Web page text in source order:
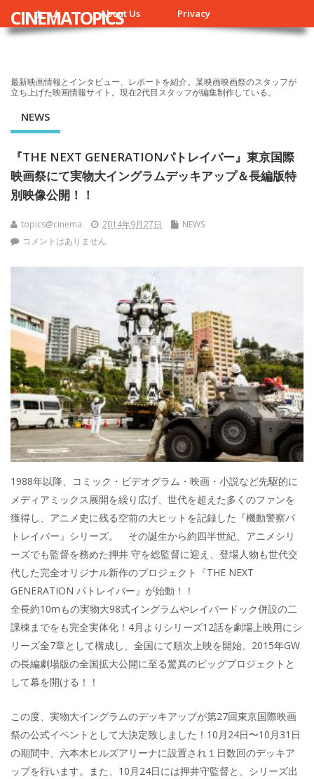
ホーム About Us Privacy
CINEMATOPICS
最新映画情報とインタビュー、レポートを紹介。某映画映画祭のスタッフが
立ち上げた映画情報サイト。現在2代目スタッフが編集制作している。
NEWS
『THE NEXT GENERATIONパトレイバー』東京国際
映画祭にて実物大イングラムデッキアップ＆長編版特
別映像公開！！
topics@cinema 2014年9月27日
NEWS
コメントはありません
1988年以降、コミック・ビデオグラム・映画・小説など先駆的に
メディアミックス展開を繰り広げ、世代を超えた多くのファンを
獲得し、アニメ史に残る空前の大ヒットを記録した『機動警察パ
トレイバー』シリーズ。 その誕生から約四半世紀、アニメシリ
ーズでも監督を務めた押井 守を総監督に迎え、登場人物も世代交
代した完全オリジナル新作のプロジェクト『THE NEXT
GENERATION パトレイバー』が始動！！
全長約10mもの実物大98式イングラムやレイバードック併設の二
課棟までをも完全実体化！4月よりシリーズ12話を劇場上映用にシ
リーズ全7章として構成し、全国にて順次上映を開始。2015年GW
の長編劇場版の全国拡大公開に至る驚異のビッグプロジェクトと
して幕を開ける！！
この度、実物大イングラムのデッキアップが第27回東京国際映画
祭の公式イベントとして大決定致しました！10月24日〜10月31日
の期間中、六本木ヒルズアリーナに設置され１日数回のデッキア
ップを行います。また、10月24日には押井守監督と、シリーズ出